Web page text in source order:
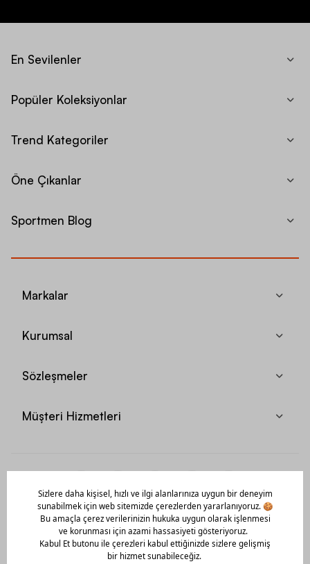
En Sevilenler
Popüler Koleksiyonlar
Trend Kategoriler
Öne Çıkanlar
Sportmen Blog
Markalar
Kurumsal
Sözleşmeler
Müşteri Hizmetleri
Mobil Uygulamamızı Hemen İndir!